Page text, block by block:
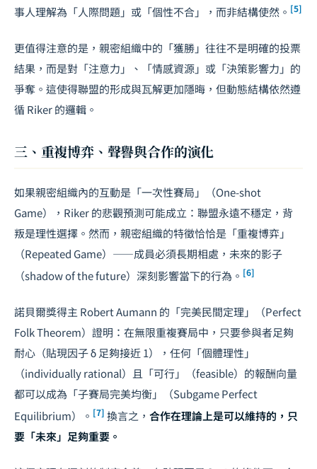
事人理解為「人際問題」或「個性不合」，而非結構使然。 [5]
更值得注意的是，親密組織中的「獲勝」往往不是明確的投票
結果，而是對「注意力」、「情感資源」或「決策影響力」的
爭奪。這使得聯盟的形成與瓦解更加隱晦，但動態結構依然遵
循 Riker 的邏輯。
三、重複博弈、聲譽與合作的演化
如果親密組織內的互動是「一次性賽局」（One-shot
Game），Riker 的悲觀預測可能成立：聯盟永遠不穩定，背
叛是理性選擇。然而，親密組織的特徵恰恰是「重複博弈」
（Repeated Game）——成員必須長期相處，未來的影子
（shadow of the future）深刻影響當下的行為。 [6]
諾貝爾獎得主 Robert Aumann 的「完美民間定理」（Perfect
Folk Theorem）證明：在無限重複賽局中，只要參與者足夠
耐心（貼現因子 δ 足夠接近 1），任何「個體理性」
（individually rational）且「可行」（feasible）的報酬向量
都可以成為「子賽局完美均衡」（Subgame Perfect
Equilibrium）。 [7] 換言之， 合作在理論上是可以維持的，只
要「未來」足夠重要。